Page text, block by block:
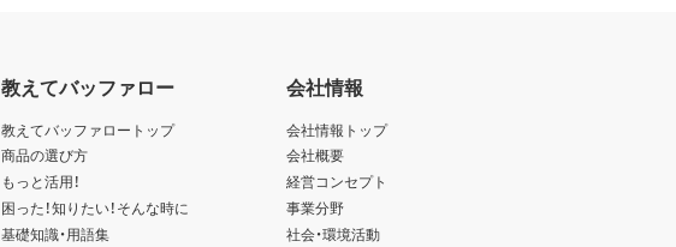
教えてバッファロー
教えてバッファロートップ
商品の選び方
もっと活用！
困った！知りたい！そんな時に
基礎知識・用語集
会社情報
会社情報トップ
会社概要
経営コンセプト
事業分野
社会・環境活動